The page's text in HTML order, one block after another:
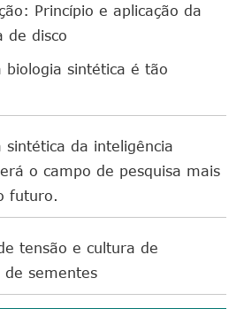
Princípio e aplicação da
de disco
biologia sintética é tão
sintética da inteligência
o campo de pesquisa mais
futuro.
tensão e cultura de
de sementes